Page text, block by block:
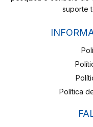
suporte
Política